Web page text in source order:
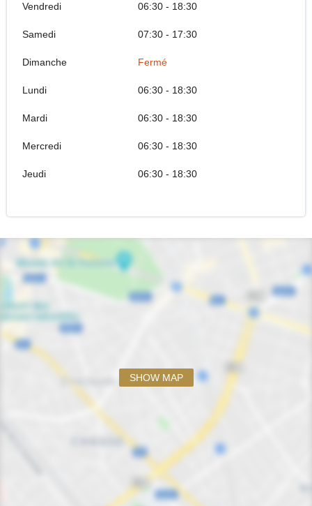
Vendredi 06:30 - 18:30
Samedi 07:30 - 17:30
Dimanche Fermé
Lundi 06:30 - 18:30
Mardi 06:30 - 18:30
Mercredi 06:30 - 18:30
Jeudi 06:30 - 18:30
SHOW MAP